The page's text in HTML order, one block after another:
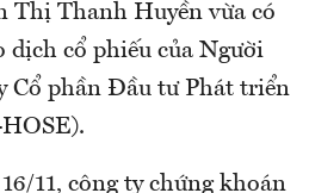
Thị Thanh Huyền vừa có
dịch cổ phiếu của Người
Cổ phần Đầu tư Phát triển
11, công ty chứng khoán